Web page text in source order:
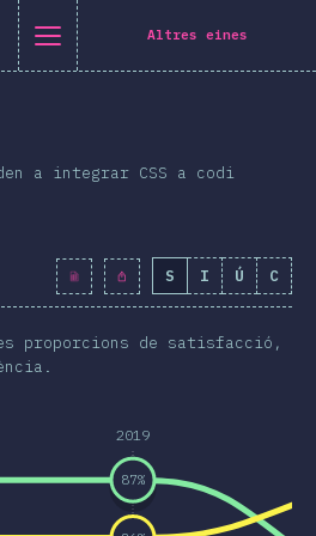
correu electrònic
Altres eines
a integrar CSS a codi
S I Ú C
proporcions de satisfacció,
2019
87%